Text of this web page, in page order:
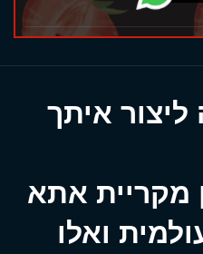
רוצה ליצור איתך
מקריית אתא
ואלו